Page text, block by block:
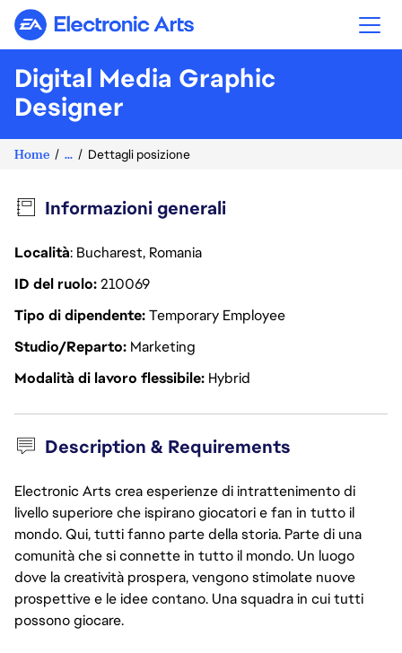
Electronic Arts
Digital Media Graphic
Designer
Home ... Dettagli posizione
Informazioni generali
Località: Bucharest, Romania
ID del ruolo210069
Tipo di dipendenteTemporary Employee
Studio/Reparto Marketing
Modalità di lavoro flessibile Hybrid
Description & Requirements
Electronic Arts crea esperienze di intrattenimento di
livello superiore che ispirano giocatori e fan in tutto il
mondo. Qui, tutti fanno parte della storia. Parte di una
comunità che si connette in tutto il mondo. Un luogo
dove la creatività prospera, vengono stimolate nuove
prospettive e le idee contano. Una squadra in cui tutti
possono giocare.